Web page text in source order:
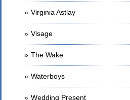
Virginia Astlay
Visage
The Wake
Waterboys
Wedding Present